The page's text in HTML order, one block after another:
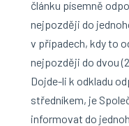
článku písemně
nejpozději do
v případech, kdy to
nejpozději do dvou
Dojde-li k odkladu
středníkem, je
informovat do